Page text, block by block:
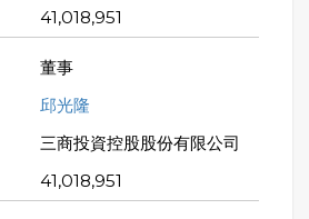
41,018,951
董事
邱光隆
三商投資控股股份有限公司
41,018,951